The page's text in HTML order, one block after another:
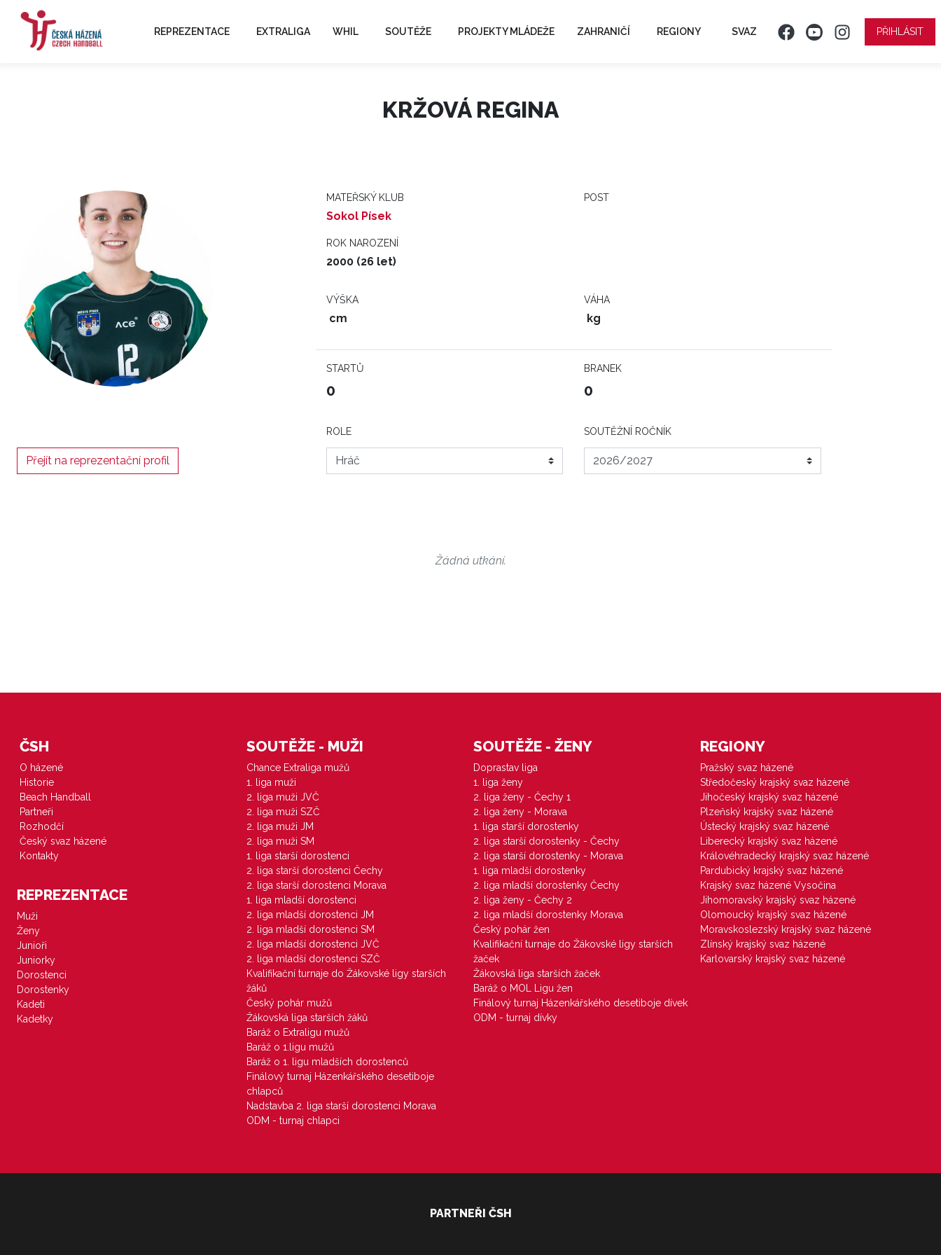
REPREZENTACE EXTRALIGA WHIL SOUTĚŽE PROJEKTY MLÁDEŽE ZAHRANIČÍ REGIONY SVAZ PŘIHLÁSIT
KRŽOVÁ REGINA
MATEŘSKÝ KLUB
Sokol Písek
POST
ROK NAROZENÍ
2000 (26 let)
VÝŠKA
cm
VÁHA
kg
STARTŮ
0
BRANEK
0
Přejít na reprezentační profil
ROLE SOUTĚŽNÍ ROČNÍK
Žádná utkání.
ČSH
O házené
Historie
Beach Handball
Partneři
Rozhodčí
Český svaz házené
Kontakty
REPREZENTACE
Muži
Ženy
Junioři
Juniorky
Dorostenci
Dorostenky
Kadeti
Kadetky
SOUTĚŽE - MUŽI
Chance Extraliga mužů
1. liga muži
2. liga muži JVČ
2. liga muži SZČ
2. liga muži JM
2. liga muži SM
1. liga starší dorostenci
2. liga starší dorostenci Čechy
2. liga starší dorostenci Morava
1. liga mladší dorostenci
2. liga mladší dorostenci JM
2. liga mladší dorostenci SM
2. liga mladší dorostenci JVČ
2. liga mladší dorostenci SZČ
Kvalifikační turnaje do Žákovské ligy starších
žáků
Český pohár mužů
Žákovská liga starších žáků
Baráž o Extraligu mužů
Baráž o 1.ligu mužů
Baráž o 1. ligu mladších dorostenců
Finálový turnaj Házenkářského desetiboje
chlapců
Nadstavba 2. liga starší dorostenci Morava
ODM - turnaj chlapci
SOUTĚŽE - ŽENY
Doprastav liga
1. liga ženy
2. liga ženy - Čechy 1
2. liga ženy - Morava
1. liga starší dorostenky
2. liga starší dorostenky - Čechy
2. liga starší dorostenky - Morava
1. liga mladší dorostenky
2. liga mladší dorostenky Čechy
2. liga ženy - Čechy 2
2. liga mladší dorostenky Morava
Český pohár žen
Kvalifikační turnaje do Žákovské ligy starších
žaček
Žákovská liga starších žaček
Baráž o MOL Ligu žen
Finálový turnaj Házenkářského desetiboje dívek
ODM - turnaj dívky
REGIONY
Pražský svaz házené
Středočeský krajský svaz házené
Jihočeský krajský svaz házené
Plzeňský krajský svaz házené
Ústecký krajský svaz házené
Liberecký krajský svaz házené
Královéhradecký krajský svaz házené
Pardubický krajský svaz házené
Krajský svaz házené Vysočina
Jihomoravský krajský svaz házené
Olomoucký krajský svaz házené
Moravskoslezský krajský svaz házené
Zlínský krajský svaz házené
Karlovarský krajský svaz házené
PARTNEŘI ČSH